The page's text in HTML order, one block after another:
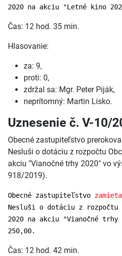
2020 na akciu "Letné kino
Čas: 12 hod. 35 min.
Hlasovanie:
za: 9,
proti: 0,
zdržal sa: Mgr. Peter Piják,
neprítomný: Martin Lisko.
Uznesenie č. V-10/
Obecné zastupiteľstvo
Nesluši o dotáciu z rozpočtu
akciu "Vianočné trhy 2020" vo
918/2019).
Obecné zastupiteľstvo zamieta
Nesluši o dotáciu z rozpočtu
2020 na akciu "Vianočné trhy
250,00.
Čas: 12 hod. 42 min.